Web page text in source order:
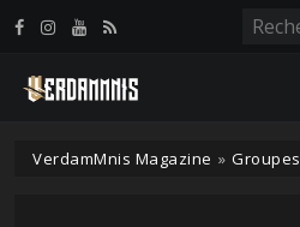
VerdamMnis Magazine » Groupes
Panneau de gestion des cookies